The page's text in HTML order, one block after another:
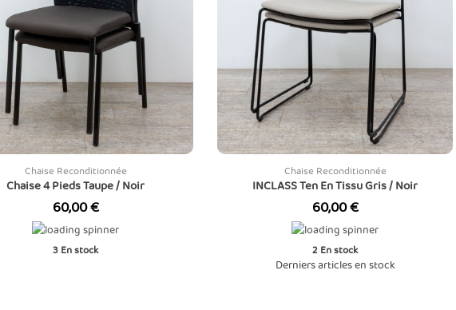
Chaise Reconditionnée
Chaise 4 Pieds Taupe / Noir
Prix
60,00 €
3 En stock
Chaise Reconditionnée
INCLASS Ten En Tissu Gris / Noir
Prix
60,00 €
2 En stock
Derniers articles en stock